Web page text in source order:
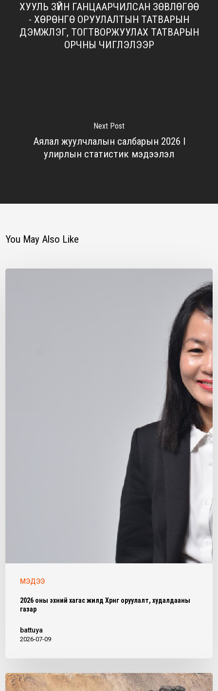
ХУУЛЬ ЗҮЙН ГАНЦААРЧИЛСАН ЗӨВЛӨГӨӨ
- ХӨРӨНГӨ ОРУУЛАЛТЫН ТАТВАРЫН
ДЭМЖЛЭГ, ТОГТВОРЖУУЛАХ ТАТВАРЫН
ОРЧНЫ ЧИГЛЭЛЭЭР
Next Post
Аялал жуулчлалын салбарын 2026 I
улирлын статистик мэдээлэл
You May Also Like
МЭДЭЭ
2026 оны эхний хагас жилд Хөрөнгө оруулалт, худалдааны
газар
battuya
2026-07-09